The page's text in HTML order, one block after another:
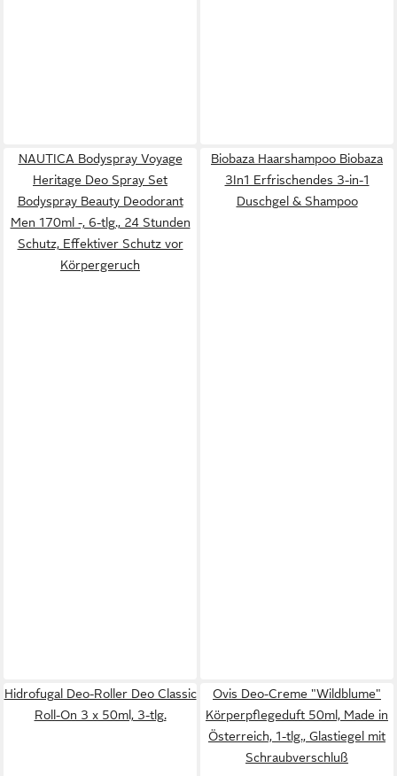
NAUTICA Bodyspray Voyage
Heritage Deo Spray Set
Bodyspray Beauty Deodorant
Men 170ml -, 6-tlg., 24 Stunden
Schutz, Effektiver Schutz vor
Körpergeruch
Biobaza Haarshampoo Biobaza
3In1 Erfrischendes 3-in-1
Duschgel & Shampoo
Hidrofugal Deo-Roller Deo Classic
Roll-On 3 x 50ml, 3-tlg.
Ovis Deo-Creme "Wildblume"
Körperpflegeduft 50ml, Made in
Österreich, 1-tlg., Glastiegel mit
Schraubverschluß